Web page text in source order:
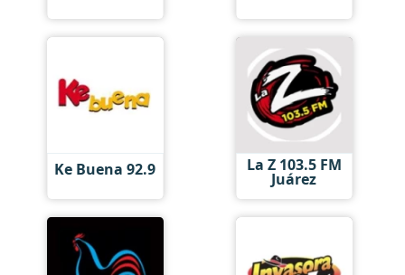
Ke Buena 92.9 La Z 103.5 FM
Juárez